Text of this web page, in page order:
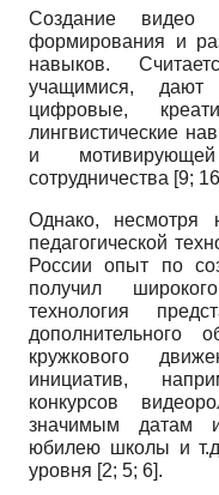
Создание видео
формирования и
навыков.
учащимися, дают
цифровые,
лингвистические
и
сотрудничества [9;
Однако, несмотря
педагогической
России опыт по
получил
технология
дополнительного
кружкового
инициатив,
конкурсов
значимым датам
юбилею школы и
уровня [2; 5; 6].